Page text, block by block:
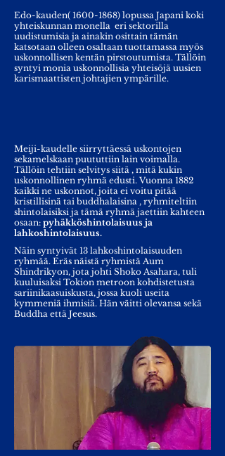
Edo-kauden( 1600-1868) lopussa Japani koki
yhteiskunnan monella eri sektorilla
uudistumisia ja ainakin osittain tämän
katsotaan olleen osaltaan tuottamassa myös
uskonnollisen kentän pirstoutumista. Tällöin
syntyi monia uskonnollisia yhteisöjä uusien
karismaattisten johtajien ympärille.
Meiji-kaudelle siirryttäessä uskontojen
sekamelskaan puututtiin lain voimalla.
Tällöin tehtiin selvitys siitä , mitä kukin
uskonnollinen ryhmä edusti. Vuonna 1882
kaikki ne uskonnot, joita ei voitu pitää
kristillisinä tai buddhalaisina , ryhmiteltiin
shintolaisiksi ja tämä ryhmä jaettiin kahteen
osaan: pyhäkköshintolaisuus ja
lahkoshintolaisuus.
Näin syntyivät 13 lahkoshintolaisuuden
ryhmää. Eräs näistä ryhmistä Aum
Shindrikyon, jota johti Shoko Asahara, tuli
kuuluisaksi Tokion metroon kohdistetusta
sariinikaasuiskusta, jossa kuoli useita
kymmeniä ihmisiä. Hän väitti olevansa sekä
Buddha että Jeesus.